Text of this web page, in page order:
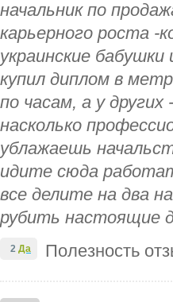
начальник по
карьерного роста -
украинские
купил диплом в
по часам, а у
насколько
ублажаешь
идите сюда
все делите на два
рубить настоящие
Полезность
2 Да